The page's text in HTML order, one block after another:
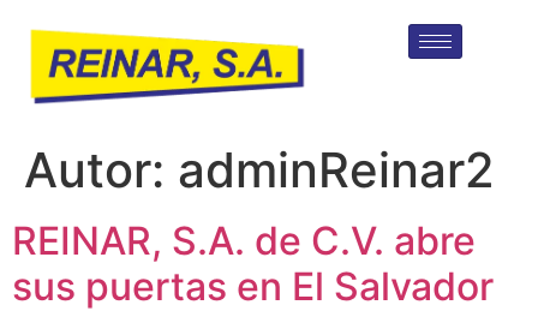
Autor: adminReinar2
REINAR, S.A. de C.V. abre
sus puertas en El Salvador